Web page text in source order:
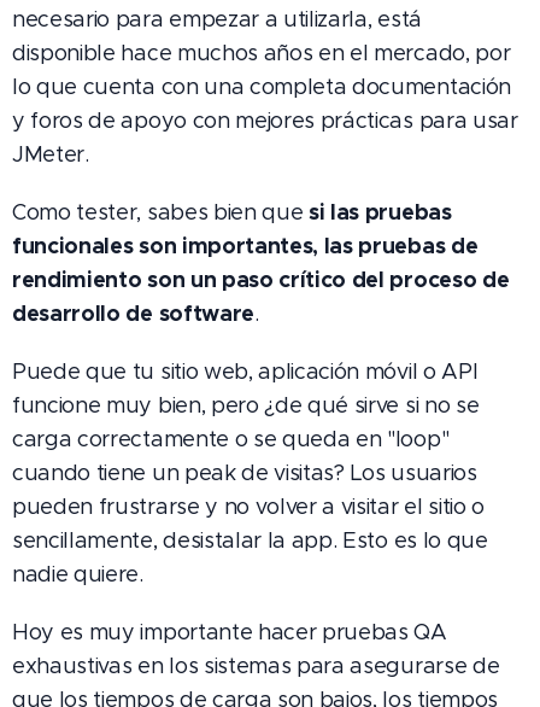
necesario para empezar a utilizarla, está
disponible hace muchos años en el mercado, por
lo que cuenta con una completa documentación
y foros de apoyo con mejores prácticas para usar
JMeter.
Como tester, sabes bien quesi las pruebas
funcionales son importantes, las pruebas de
rendimiento son un paso crítico del proceso de
desarrollo de software.
Puede que tu sitio web, aplicación móvil o API
funcione muy bien, pero ¿de qué sirve si no se
carga correctamente o se queda en "loop"
cuando tiene un peak de visitas? Los usuarios
pueden frustrarse y no volver a visitar el sitio o
sencillamente, desistalar la app. Esto es lo que
nadie quiere.
Hoy es muy importante hacer pruebas QA
exhaustivas en los sistemas para asegurarse de
que los tiempos de carga son bajos, los tiempos